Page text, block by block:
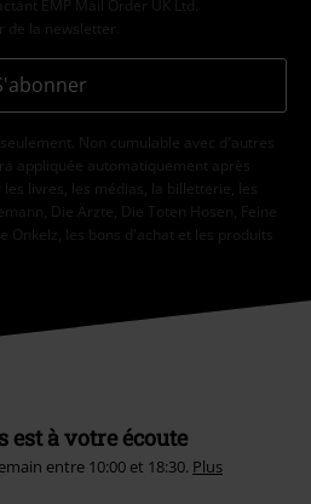
EMP Mail Order UK Ltd.
la newsletter.
Non cumulable avec d'autres
appliquée automatiquement après
les livres, les médias, la billetterie, les
Die Ärzte, Die Toten Hosen, Feine
Onkelz, les bons d'achat et les produits
à votre écoute
entre 10:00 et 18:30. Plus